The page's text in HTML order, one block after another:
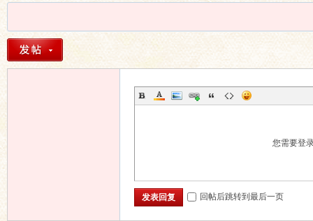
您需要登
发表回复 回帖后跳转到最后一页